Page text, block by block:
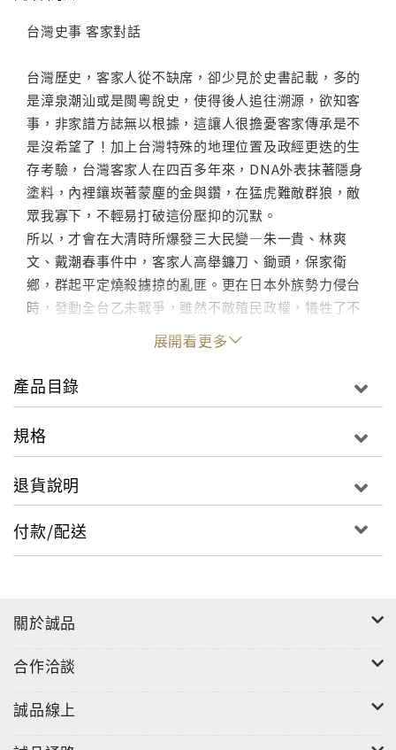
台灣史事 客家對話
台灣歷史，客家人從不缺席，卻少見於史書記載，多的
是漳泉潮汕或是閩粵說史，使得後人追往溯源，欲知客
事，非家譜方誌無以根據，這讓人很擔憂客家傳承是不
是沒希望了！加上台灣特殊的地理位置及政經更迭的生
存考驗，台灣客家人在四百多年來，DNA外表抹著隱身
塗料，內裡鑲崁著蒙塵的金與鑽，在猛虎難敵群狼，敵
眾我寡下，不輕易打破這份壓抑的沉默。
所以，才會在大清時所爆發三大民變—朱一貴、林爽
文、戴潮春事件中，客家人高舉鐮刀、鋤頭，保家衛
鄉，群起平定燒殺擄掠的亂匪。更在日本外族勢力侵台
時，發動全台乙未戰爭，雖然不敵殖民政權，犧牲了不
少優秀的客家子弟，但往後的反殖民抗爭五十年中，客
家有識之士仍不斷為台灣前途而努力。
反觀今日，有些人一天到晚高唱民主自由，卻老想一神
獨大，自以為是，分裂主義作祟，看不見蒼生疾苦，反
態、巴望著武裝資源，沒認真用心經營台灣的政權，全
最早1626至1642年統治過台灣部分地區的西班牙，在
訂里斯本條約，西班牙分裂出葡萄牙獨立；於1624至
1662統治過台灣的荷蘭，也在1652~1784四次英荷戰爭
無力抵擋法國入侵而滅國。明帝國的鄭成功1662年打下
隊，孫子鄭克塽投降，寧靖王朱術桂自殺，明帝國自此
終結；清帝國1683年康熙收復後，大小亂事不斷，三年
一小反，五年一大反，沒一年安分，1894年甲午戰爭輸
給日本竟喪權辱國把台灣割讓給日本，即使清帝國滅
展開看更多
產品目錄
規格
退貨說明
付款/配送
關於誠品
合作洽談
誠品線上